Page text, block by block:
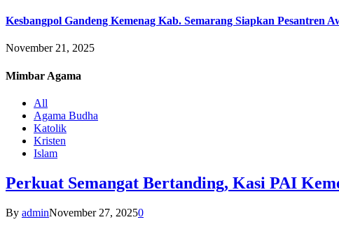
Kesbangpol Gandeng Kemenag Kab. Semarang Siapkan Pesantren
November 21, 2025
Mimbar Agama
All
Agama Budha
Katolik
Kristen
Islam
Perkuat Semangat Bertanding, Kasi PAI
By adminNovember 27, 20250